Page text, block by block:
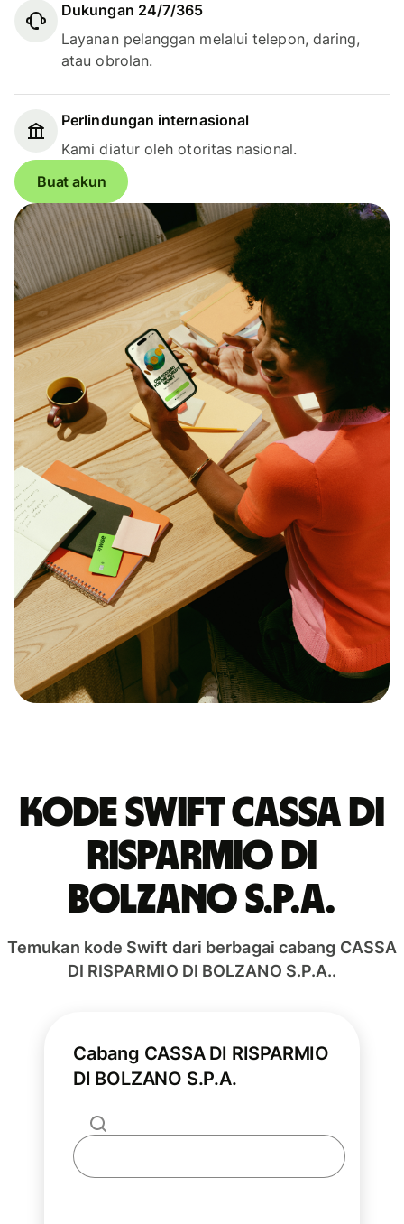
Dukungan 24/7/365
Layanan pelanggan melalui telepon, daring,
atau obrolan.
Perlindungan internasional
Kami diatur oleh otoritas nasional.
Buat akun
Kode Swift CASSA DI
RISPARMIO DI
BOLZANO S.P.A.
Temukan kode Swift dari berbagai cabang CASSA
DI RISPARMIO DI BOLZANO S.P.A..
Cabang CASSA DI RISPARMIO
DI BOLZANO S.P.A.